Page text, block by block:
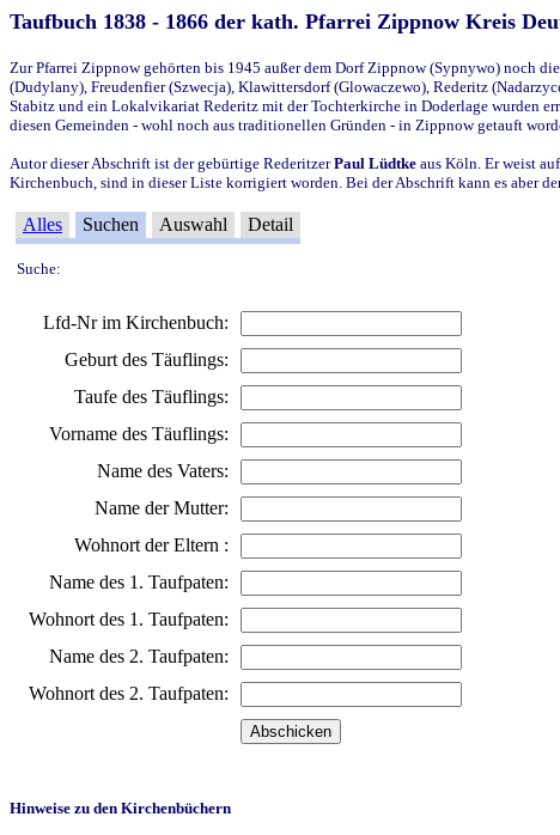
Taufbuch 1838 - 1866 der kath. Pfarrei Zippnow Kreis
Zur Pfarrei Zippnow gehörten bis 1945 außer dem Dorf Zippnow (Sypnywo) noch
(Dudylany), Freudenfier (Szwecja), Klawittersdorf (Glowaczewo), Rederitz
Stabitz und ein Lokalvikariat Rederitz mit der Tochterkirche in Doderlage wurden
diesen Gemeinden - wohl noch aus traditionellen Gründen - in Zippnow getauft
Autor dieser Abschrift ist der gebürtige RederitzerPaul Lüdtke aus Köln. Er weist
Kirchenbuch, sind in dieser Liste korrigiert worden. Bei der Abschrift kann es aber
Alles Suchen Auswahl Detail
Suche:
Lfd-Nr im Kirchenbuch:
Geburt des Täuflings:
Taufe des Täuflings:
Vorname des Täuflings:
Name des Vaters:
Name der Mutter:
Wohnort der Eltern :
Name des 1. Taufpaten:
Wohnort des 1. Taufpaten:
Name des 2. Taufpaten:
Wohnort des 2. Taufpaten:
Hinweise zu den Kirchenbüchern